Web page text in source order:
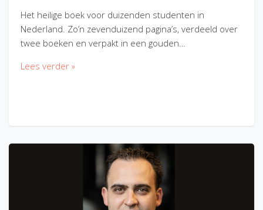
Het heilige boek voor duizenden studenten in
Nederland. Zo’n zevenduizend pagina’s, verdeeld over
twee boeken en verpakt in een gouden…
Lees verder »